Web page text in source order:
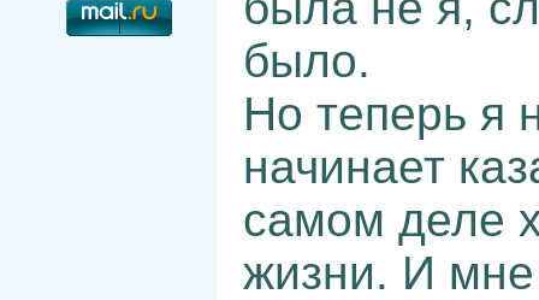
было.
Но теперь я
начинает
самом деле
жизни. И